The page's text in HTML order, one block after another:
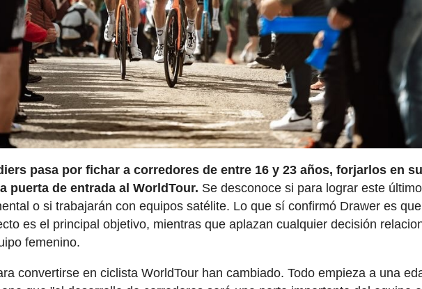
pasa por fichar a corredores de entre 16 y 23 años, forjarlos en
puerta de entrada al WorldTour. Se desconoce si para lograr este
o si trabajarán con equipos satélite. Lo que sí confirmó Drawer es
es el principal objetivo, mientras que aplazan cualquier decisión
femenino.
convertirse en ciclista WorldTour han cambiado. Todo empieza a una